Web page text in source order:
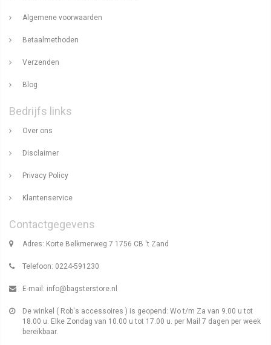
Algemene voorwaarden
Betaalmethoden
Verzenden
Blog
Bedrijfs links
Over ons
Disclaimer
Privacy Policy
Klantenservice
Contactgegevens
Adres: Korte Belkmerweg 7 1756 CB 't Zand
Telefoon: 0224-591230
E-mail: info@bagsterstore.nl
De winkel ( Rob's accessoires ) is geopend: Wo t/m Za van 9.00 u tot
18.00 u. Elke Zondag van 10.00 u tot 17.00 u. per Mail 7 dagen per week
bereikbaar.